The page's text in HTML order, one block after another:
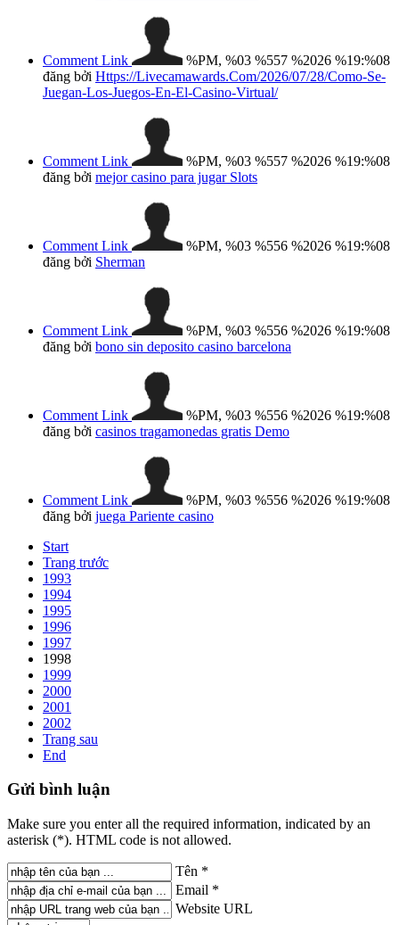
Comment Link
%PM, %03 %557 %2026 %19:%08
đăng bởi Https://Livecamawards.Com/2026/07/28/Como-Se-
Juegan-Los-Juegos-En-El-Casino-Virtual/
Comment Link
%PM, %03 %557 %2026 %19:%08
đăng bởi mejor casino para jugar Slots
Comment Link
%PM, %03 %556 %2026 %19:%08
đăng bởi Sherman
Comment Link
%PM, %03 %556 %2026 %19:%08
đăng bởi bono sin deposito casino barcelona
Comment Link
%PM, %03 %556 %2026 %19:%08
đăng bởi casinos tragamonedas gratis Demo
Comment Link
%PM, %03 %556 %2026 %19:%08
đăng bởi juega Pariente casino
Start
Trang trước
1993
1994
1995
1996
1997
1998
1999
2000
2001
2002
Trang sau
End
Gửi bình luận
Make sure you enter all the required information, indicated by an
asterisk (*). HTML code is not allowed.
Tên *
Email *
Website URL